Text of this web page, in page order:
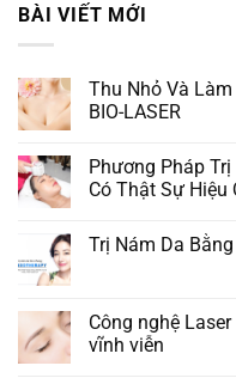
BÀI VIẾT MỚI
Thu Nhỏ Và
BIO-LASER
Phương Pháp
Có Thật Sự Hiệu
Trị Nám Da
Công nghệ
vĩnh viễn